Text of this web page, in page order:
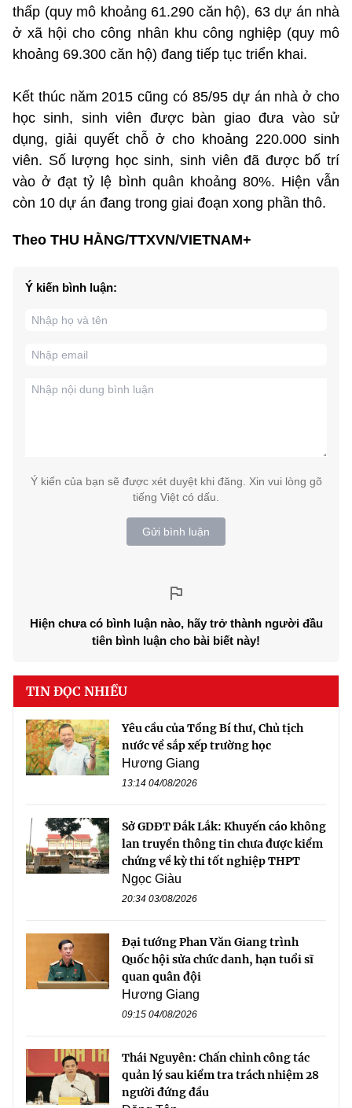
thấp (quy mô khoảng 61.290 căn hộ), 63 dự án nhà
ở xã hội cho công nhân khu công nghiệp (quy mô
khoảng 69.300 căn hộ) đang tiếp tục triển khai.
Kết thúc năm 2015 cũng có 85/95 dự án nhà ở cho
học sinh, sinh viên được bàn giao đưa vào sử
dụng, giải quyết chỗ ở cho khoảng 220.000 sinh
viên. Số lượng học sinh, sinh viên đã được bố trí
vào ở đạt tỷ lệ bình quân khoảng 80%. Hiện vẫn
còn 10 dự án đang trong giai đoạn xong phần thô.
Theo THU HẰNG/TTXVN/VIETNAM+
Ý kiến bình luận:
Ý kiến của bạn sẽ được xét duyệt khi đăng. Xin vui lòng gõ
tiếng Việt có dấu.
Gửi bình luận
Hiện chưa có bình luận nào, hãy trở thành người đầu
tiên bình luận cho bài biết này!
TIN ĐỌC NHIỀU
Yêu cầu của Tổng Bí thư, Chủ tịch
nước về sắp xếp trường học
Hương Giang
13:14 04/08/2026
Sở GDĐT Đắk Lắk: Khuyến cáo không
lan truyền thông tin chưa được kiểm
chứng về kỳ thi tốt nghiệp THPT
Ngọc Giàu
20:34 03/08/2026
Đại tướng Phan Văn Giang trình
Quốc hội sửa chức danh, hạn tuổi sĩ
quan quân đội
Hương Giang
09:15 04/08/2026
Thái Nguyên: Chấn chỉnh công tác
quản lý sau kiểm tra trách nhiệm 28
người đứng đầu